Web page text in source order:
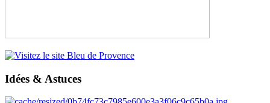
Idées & Astuces